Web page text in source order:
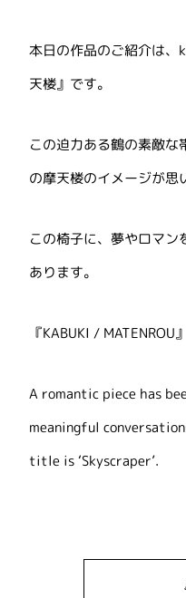
本日の作品のご紹介は、
天楼』です。
この迫力ある鶴の素敵な
の摩天楼のイメージが思
この椅子に、夢やロマン
あります。
『KABUKI / MATENROU』
A romantic piece has
meaningful
title is ‘Skyscraper’.